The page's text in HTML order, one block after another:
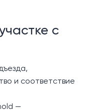
с
и соответствие
—